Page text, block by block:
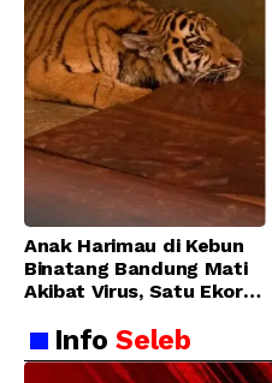
Anak Harimau di Kebun
Binatang Bandung Mati
Akibat Virus, Satu Ekor
Membaik
InfoSeleb